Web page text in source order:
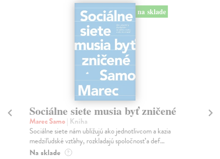
na sklade
Sociálne siete musia byť zničené
Marec Samo| Kniha
Sociálne siete nám ubližujú ako jednotlivcom a kazia
medziľudské vzťahy, rozkladajú spoločnosť a def...
Na sklade ?